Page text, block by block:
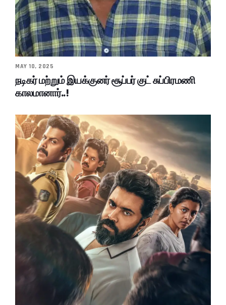
MAY 10, 2025
நடிகர் மற்றும் இயக்குனர் சூப்பர் குட் சுப்பிரமணி
காலமானார்..!